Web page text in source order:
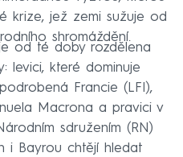
krize, jež zemi sužuje od
shromáždění.
od té doby rozdělena
levici, které dominuje
Francie (LFI),
Macrona a pravici v
sdružením (RN)
i Bayrou chtějí hledat